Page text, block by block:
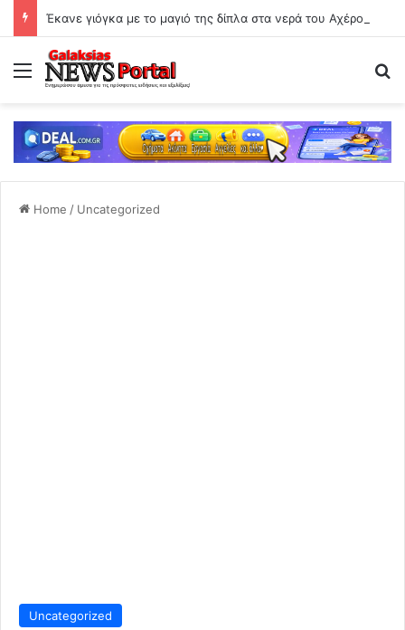
Menu
Home / Uncategorized
Uncategorized